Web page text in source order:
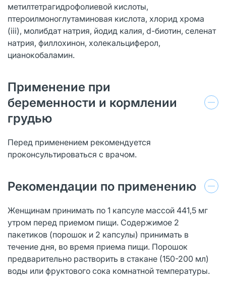
метилтетрагидрофолиевой кислоты,
птероилмоноглутаминовая кислота, хлорид хрома
(iii), молибдат натрия, йодид калия, d-биотин, селенат
натрия, филлохинон, холекальциферол,
цианокобаламин.
Применение при
беременности и кормлении
грудью
Перед применением рекомендуется
проконсультироваться с врачом.
Рекомендации по применению
Женщинам принимать по 1 капсуле массой 441,5 мг
утром перед приемом пищи. Содержимое 2
пакетиков (порошок и 2 капсулы) принимать в
течение дня, во время приема пищи. Порошок
предварительно растворить в стакане (150-200 мл)
воды или фруктового сока комнатной температуры.